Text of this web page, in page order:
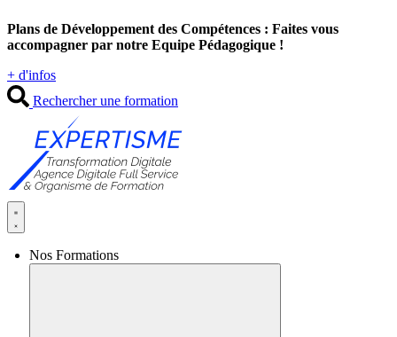
au
contenu
Plans de Développement des Compétences : Faites vous
accompagner par notre Equipe Pédagogique !
+ d'infos
Rechercher une formation
Nos Formations